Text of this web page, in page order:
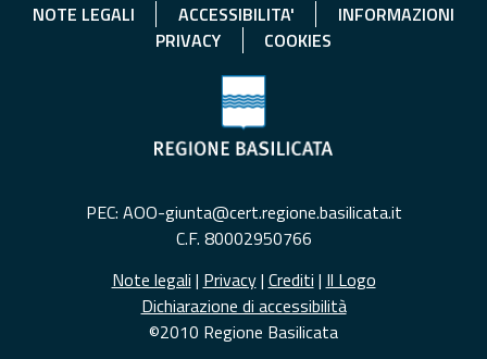
NOTE LEGALI ACCESSIBILITA'
INFORMAZIONI
PRIVACY
COOKIES
PEC: AOO-giunta@cert.regione.basilicata.it
C.F. 80002950766
Note legali | Privacy| Crediti | Il Logo
Dichiarazione di accessibilità
©2010 Regione Basilicata